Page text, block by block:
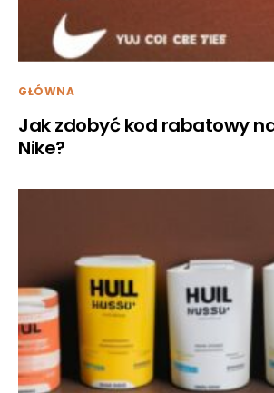
GŁÓWNA
Jak zdobyć kod rabatowy
Nike?